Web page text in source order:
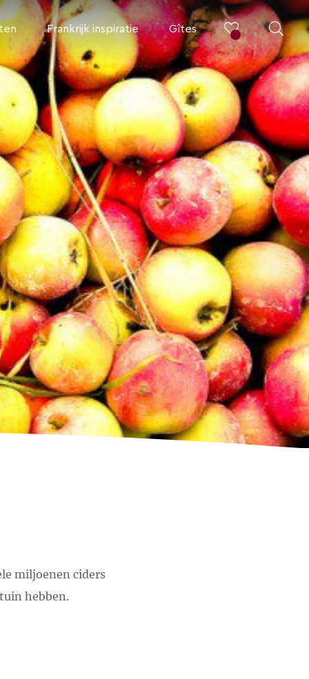
Frankrijk inspiratie Gîtes
miljoenen ciders
hebben.